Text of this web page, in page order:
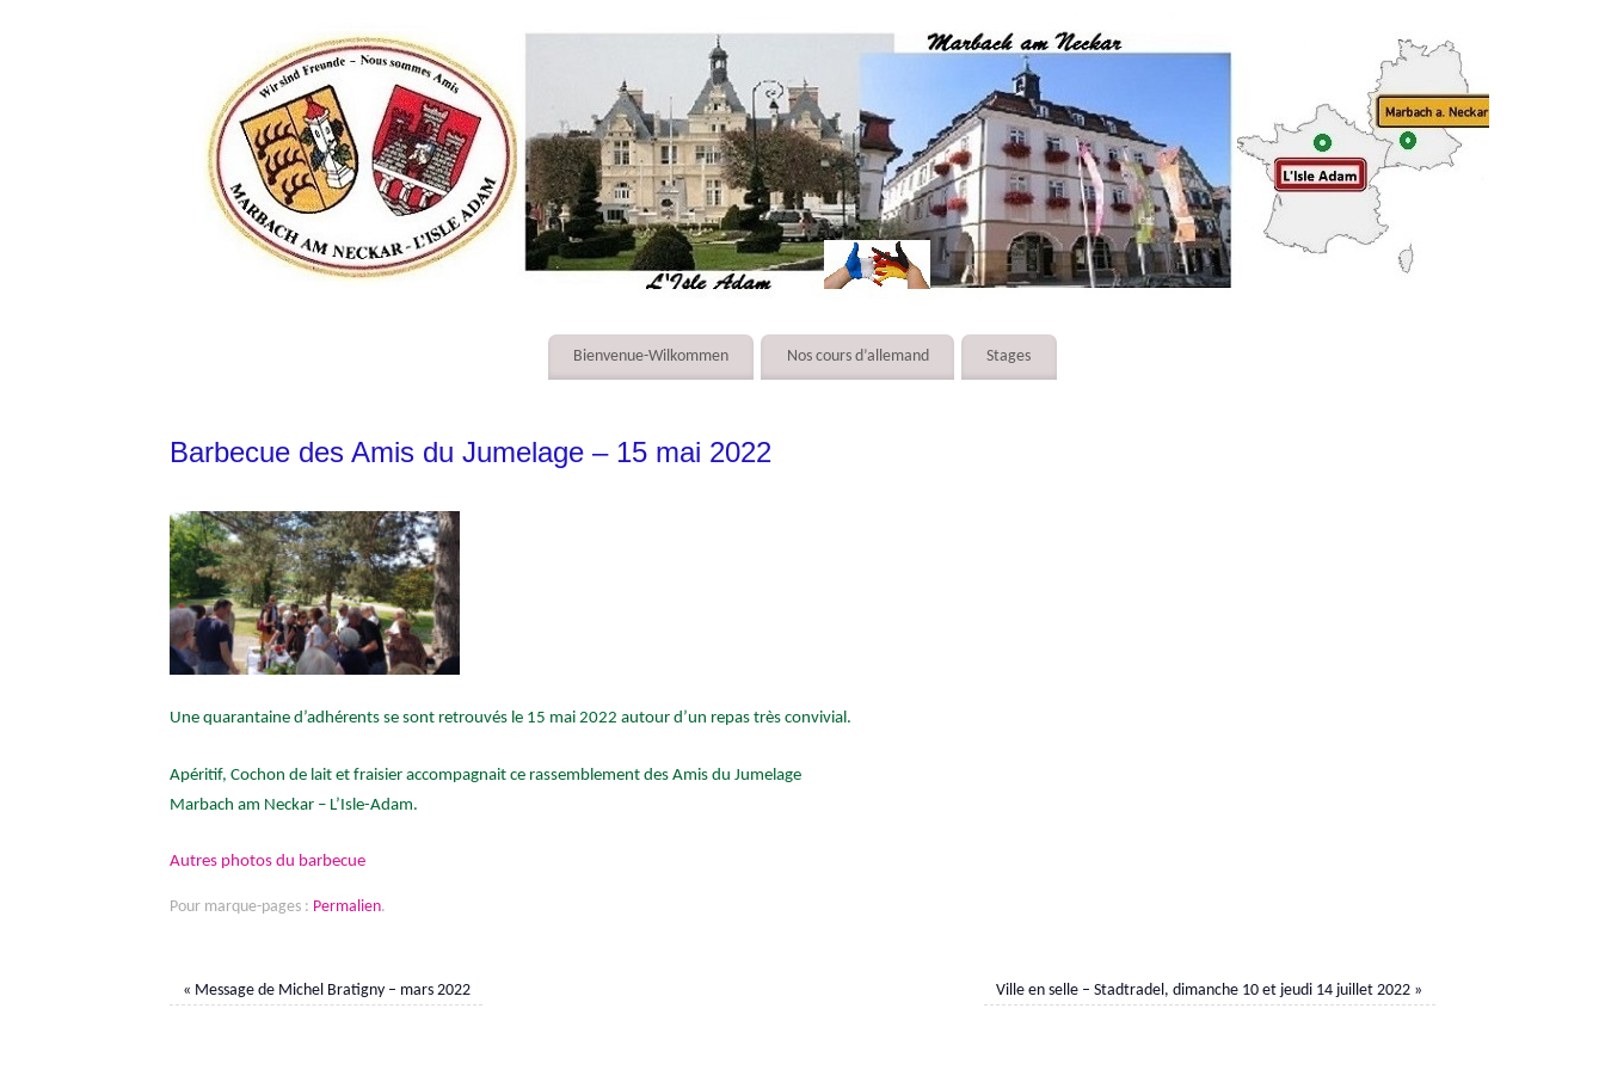
Bienvenue-Wilkommen Nos cours d’allemand Stages
Barbecue des Amis du Jumelage – 15 mai 2022
Une quarantaine d’adhérents se sont retrouvés le 15 mai 2022 autour d’un repas très convivial.
Apéritif, Cochon de lait et fraisier accompagnait ce rassemblement des Amis du Jumelage
Marbach am Neckar – L’Isle-Adam.
Autres photos du barbecue
Pour marque-pages : Permalien.
« Message de Michel Bratigny – mars 2022 Ville en selle – Stadtradel, dimanche 10 et jeudi 14 juillet 2022 »